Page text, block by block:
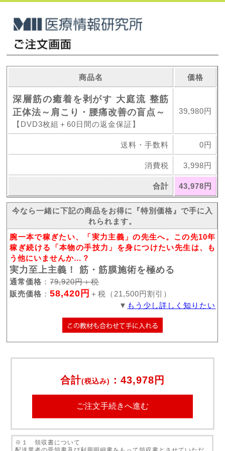
商品名 価格
深層筋の癒着を剥がす 大庭流 整筋
正体法～肩こり・腰痛改善の盲点～
【DVD3枚組＋60日間の返金保証】
39,980円
送料・手数料 0円
消費税 3,998円
合計 43,978円
今なら一緒に下記の商品をお得に『特別価格』で手に入
れられます。
腕一本で稼ぎたい、「実力主義」の先生へ。この先10年
稼ぎ続ける「本物の手技力」を身につけたい先生は、も
う他にいませんか…？
実力至上主義！ 筋・筋膜施術を極める
通常価格 ：79,920円＋税
販売価格 ：58,420円 ＋税（21,500円割引）
▼ もう少し詳しく知りたい
合計(税込み) ： 43,978円
※１ 領収書について